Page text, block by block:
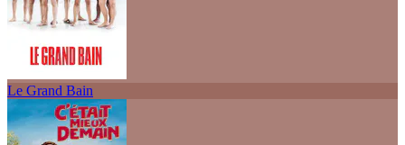
Le Grand Bain